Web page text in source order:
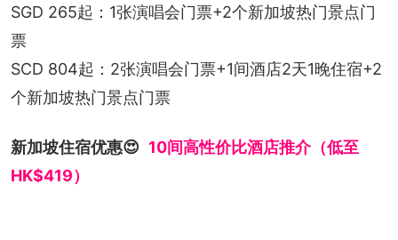
SGD 265起：1张演唱会门票+2个新加坡热门景点门
票
SCD 804起：2张演唱会门票+1间酒店2天1晚住宿+2
个新加坡热门景点门票
新加坡住宿优惠😍 10间高性价比酒店推介（低至
HK$419）